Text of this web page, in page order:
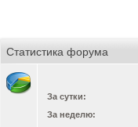
Статистика форума
За сутки:
За неделю: